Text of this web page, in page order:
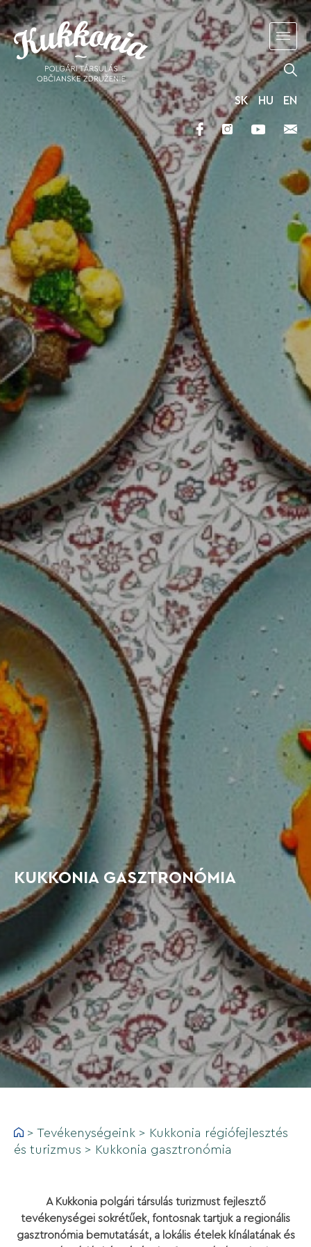
KUKKONIA GASZTRONÓMIA
SK HU EN
> Tevékenységeink > Kukkonia régiófejlesztés
és turizmus > Kukkonia gasztronómia
A Kukkonia polgári társulás turizmust fejlesztő
tevékenységei sokrétűek, fontosnak tartjuk a regionális
gasztronómia bemutatását, a lokális ételek kínálatának és